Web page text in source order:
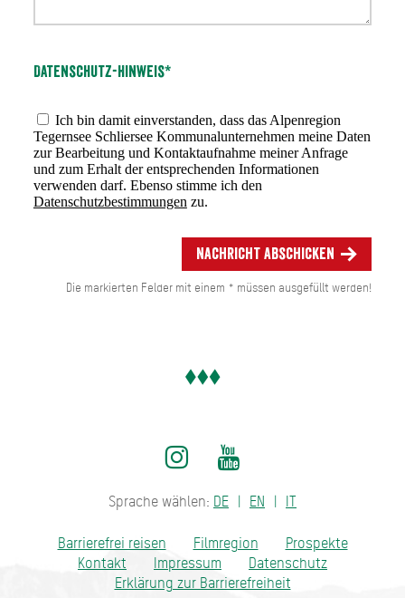
Datenschutz-Hinweis*
Ich bin damit einverstanden, dass das Alpenregion
Tegernsee Schliersee Kommunalunternehmen meine Daten
zur Bearbeitung und Kontaktaufnahme meiner Anfrage
und zum Erhalt der entsprechenden Informationen
verwenden darf. Ebenso stimme ich den
Datenschutzbestimmungen zu.
Nachricht abschicken
Die markierten Felder mit einem * müssen ausgefüllt werden!
Sprache wählen: DE EN IT
Barrierefrei reisen Filmregion
Prospekte
Kontakt
Impressum
Datenschutz
Erklärung zur Barrierefreiheit